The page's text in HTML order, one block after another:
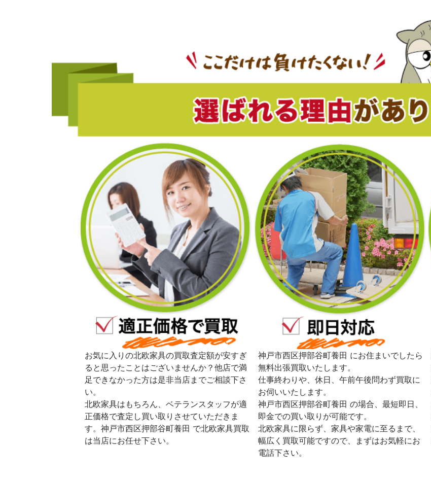
お気に入りの北欧家具の買取査定額が安すぎ
ると思ったことはございませんか？他店で満
足できなかった方は是非当店までご相談下さ
い。
北欧家具はもちろん、ベテランスタッフが適
正価格で査定し買い取りさせていただきま
す。神戸市西区押部谷町養田 で北欧家具買取
は当店にお任せ下さい。
神戸市西区押部谷町養田 にお住まいでしたら
無料出張買取いたします。
仕事終わりや、休日、午前午後問わず買取に
お伺いいたします。
神戸市西区押部谷町養田 の場合、最短即日、
即金での買い取りが可能です。
北欧家具に限らず、家具や家電に至るまで、
幅広く買取可能ですので、まずはお気軽にお
電話下さい。